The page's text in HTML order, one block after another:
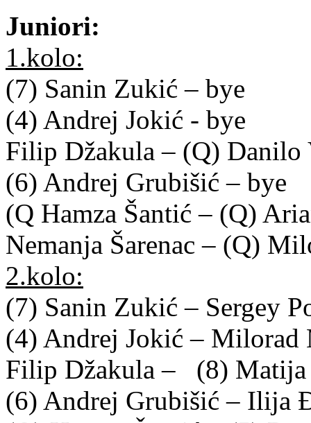
Juniori:
1.kolo:
(7) Sanin Zukić – bye
(4) Andrej Jokić - bye
Filip Džakula – (Q)
(6) Andrej Grubišić – bye
(Q Hamza Šantić – (Q)
Nemanja Šarenac – (Q)
2.kolo:
(7) Sanin Zukić – Sergey
(4) Andrej Jokić – Milorad
Filip Džakula – (8)
(6) Andrej Grubišić – Ilija